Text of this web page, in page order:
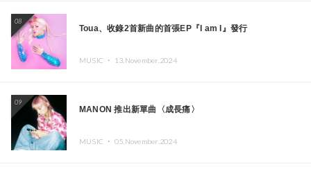
08
Toua、收錄2首新曲的首張EP『I am I』發行
MUSIC ・ 13.November.2024
09
MANON 推出新單曲〈成長痛〉
MUSIC ・ 05.November.2024